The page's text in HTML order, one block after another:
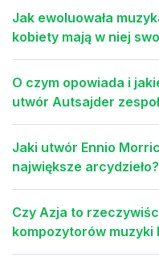
Jak ewoluowała
kobiety mają w niej
O czym opowiada i
utwór Autsajder
Jaki utwór Ennio
największe arcydzieło?
Czy Azja to
kompozytorów muzyki